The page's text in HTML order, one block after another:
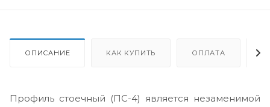
ОПИСАНИЕ КАК КУПИТЬ ОПЛАТА
Профиль стоечный (ПС-4) является незаменимой